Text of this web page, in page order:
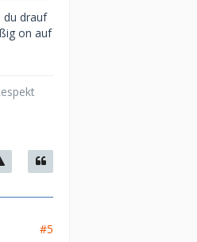
du drauf
on auf
#5